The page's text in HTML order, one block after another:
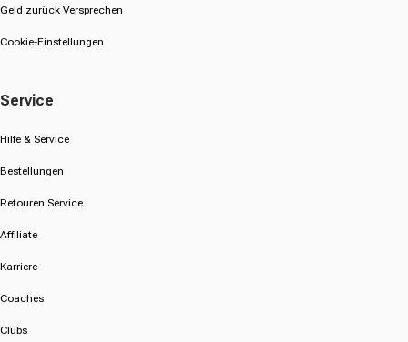
Geld zurück Versprechen
Cookie-Einstellungen
Service
Hilfe & Service
Bestellungen
Retouren Service
Affiliate
Karriere
Coaches
Clubs